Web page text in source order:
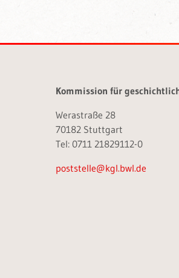
Kommission für
Werastraße 28
70182 Stuttgart
Tel: 0711 21829112-0
poststelle@kgl.bwl.de